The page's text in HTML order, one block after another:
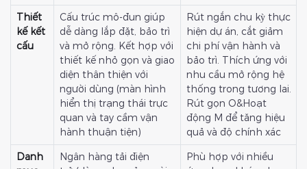
Thiết
kế kết
cấu
Cấu trúc mô-đun giúp
dễ dàng lắp đặt, bảo trì
và mở rộng. Kết hợp với
thiết kế nhỏ gọn và giao
diện thân thiện với
người dùng (màn hình
hiển thị trạng thái trực
quan và tay cầm vận
hành thuận tiện)
Rút ngắn chu kỳ thực
hiện dự án, cắt giảm
chi phí vận hành và
bảo trì. Thích ứng với
nhu cầu mở rộng hệ
thống trong tương lai.
Rút gọn O&Hoạt
động M để tăng hiệu
quả và độ chính xác
Danh
Ngân hàng tải điện
Phù hợp với nhiều